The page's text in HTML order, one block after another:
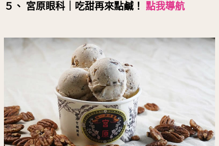
５、 宮原眼科｜吃甜再來點鹹！ 點我導航